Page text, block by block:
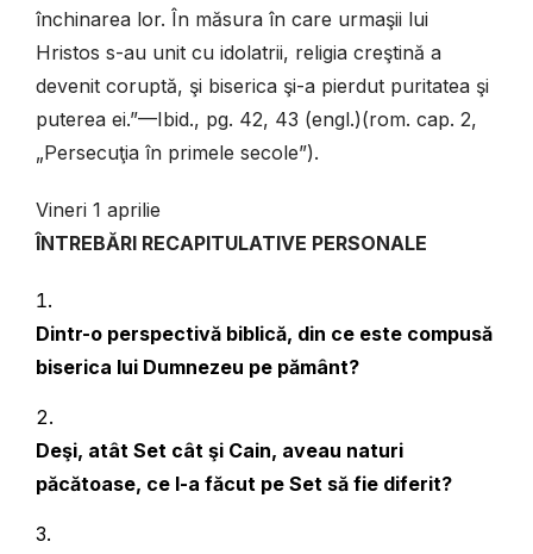
închinarea lor. În măsura în care urmaşii lui
Hristos s-au unit cu idolatrii, religia creştină a
devenit coruptă, şi biserica şi-a pierdut puritatea şi
puterea ei.”—Ibid., pg. 42, 43 (engl.)(rom. cap. 2,
„Persecuţia în primele secole”).
Vineri 1 aprilie
ÎNTREBĂRI RECAPITULATIVE PERSONALE
Dintr-o perspectivă biblică, din ce este compusă
biserica lui Dumnezeu pe pământ?
Deşi, atât Set cât şi Cain, aveau naturi
păcătoase, ce l-a făcut pe Set să fie diferit?